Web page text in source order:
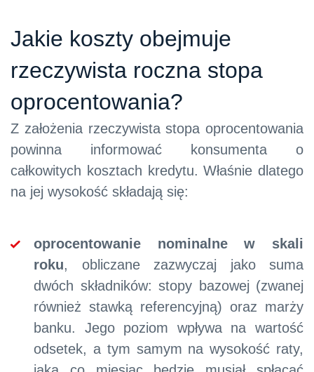
Jakie koszty obejmuje
rzeczywista roczna stopa
oprocentowania?
Z założenia rzeczywista stopa oprocentowania
powinna informować konsumenta o
całkowitych kosztach kredytu. Właśnie dlatego
na jej wysokość składają się:
oprocentowanie nominalne w skali
roku, obliczane zazwyczaj jako suma
dwóch składników: stopy bazowej (zwanej
również stawką referencyjną) oraz marży
banku. Jego poziom wpływa na wartość
odsetek, a tym samym na wysokość raty,